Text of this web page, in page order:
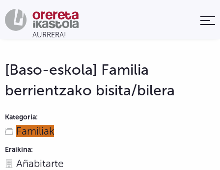
[Baso-eskola] Familia
berrientzako bisita/bilera
Kategoria:
Familiak
Eraikina:
Añabitarte